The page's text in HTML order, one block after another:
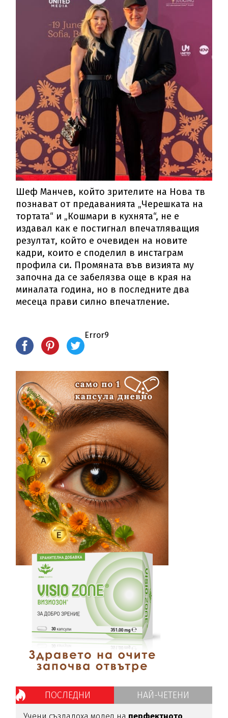
Шеф Манчев, който зрителите на Нова тв
познават от предаванията „Черешката на
тортата“ и „Кошмари в кухнята“, не е
издавал как е постигнал впечатляващия
резултат, който е очевиден на новите
кадри, които е споделил в инстаграм
профила си. Промяната във визията му
започна да се забелязва още в края на
миналата година, но в последните два
месеца прави силно впечатление.
Error9
ПОСЛЕДНИ НАЙ-ЧЕТЕНИ